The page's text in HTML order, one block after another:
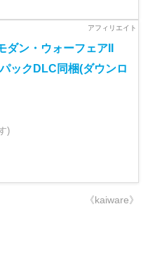
ダン・ウォーフェアII
ックDLC同梱(ダウンロ
)
《kaiware》